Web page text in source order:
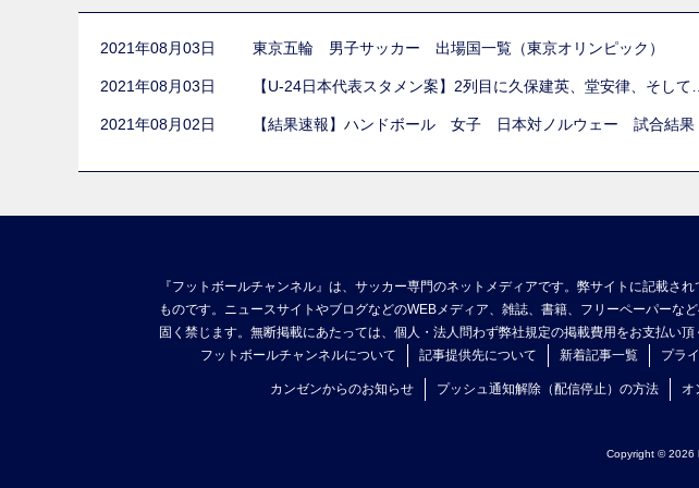
2021年08月03日 東京五輪 男子サッカー 出場国一覧（東京オリンピック）
2021年08月03日 【U-24日本代表スタメン案】2列目に久保建英、堂安律、そし
2021年08月02日 【結果速報】ハンドボール 女子 日本対ノルウェー 試合結果
『フットボールチャンネル』は、サッカー専門のネットメディアです。弊サイトに記載
ものです。ニュースサイトやブログなどのWEBメディア、雑誌、書籍、フリーペーパー
固く禁じます。無断掲載にあたっては、個人・法人問わず弊社規定の掲載費用をお支払い頂
フットボールチャンネルについて
記事提供先について 新着記事一覧 プラ
カンゼンからのお知らせ プッシュ通知解除（配信停止）の方法 オ
Copyright © 2026